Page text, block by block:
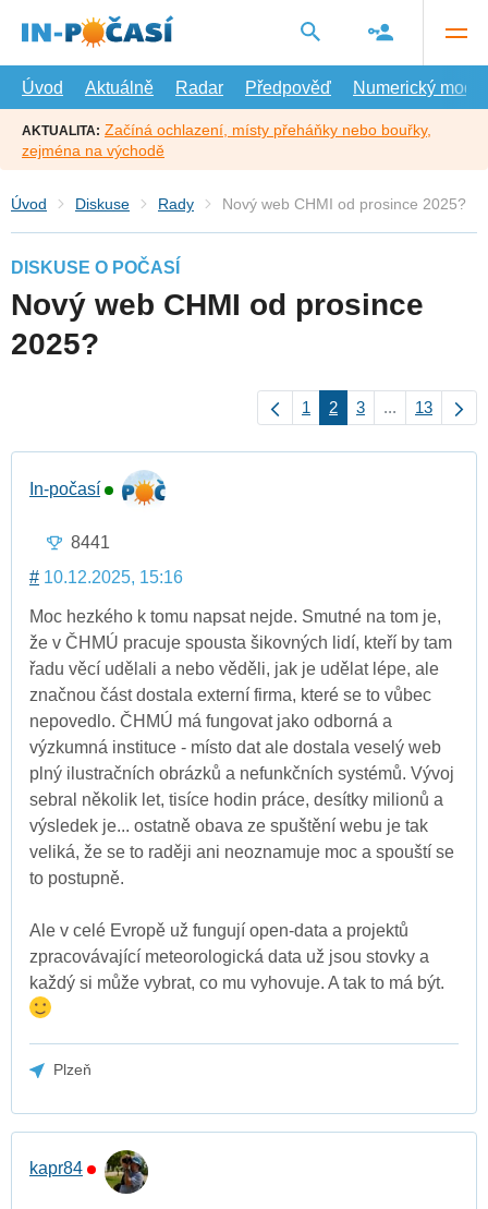
hlavní
Úvod
Aktuálně Radar Předpověď Numerický model
AKTUALITA: Začíná ochlazení, místy přeháňky nebo bouřky,
zejména na východě
Úvod Diskuse Rady Nový web CHMI od prosince 2025?
DISKUSE O POČASÍ
Nový web CHMI od prosince
2025?
1 2 3 ... 13
In-počasí
8441
# 10.12.2025, 15:16
Moc hezkého k tomu napsat nejde. Smutné na tom je,
že v ČHMÚ pracuje spousta šikovných lidí, kteří by tam
řadu věcí udělali a nebo věděli, jak je udělat lépe, ale
značnou část dostala externí firma, které se to vůbec
nepovedlo. ČHMÚ má fungovat jako odborná a
výzkumná instituce - místo dat ale dostala veselý web
plný ilustračních obrázků a nefunkčních systémů. Vývoj
sebral několik let, tisíce hodin práce, desítky milionů a
výsledek je... ostatně obava ze spuštění webu je tak
veliká, že se to raději ani neoznamuje moc a spouští se
to postupně.
Ale v celé Evropě už fungují open-data a projektů
zpracovávající meteorologická data už jsou stovky a
každý si může vybrat, co mu vyhovuje. A tak to má být.
Plzeň
kapr84